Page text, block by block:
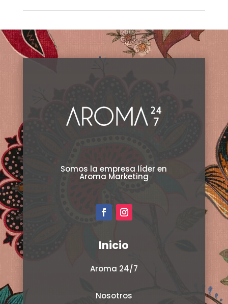
Somos la empresa líder en
Aroma Marketing
Inicio
Aroma 24/7
Nosotros